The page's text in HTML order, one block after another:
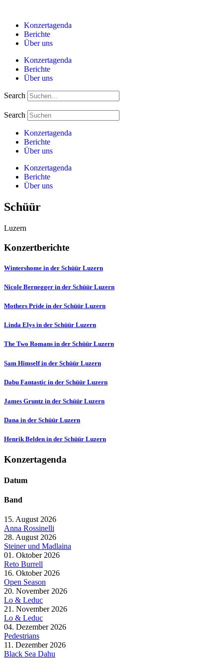
springenKonzertagenda
Berichte
Über uns
Konzertagenda
Berichte
Über uns
Search
Search
Konzertagenda
Berichte
Über uns
Konzertagenda
Berichte
Über uns
Schüür
Luzern
Konzertberichte
Wintershome in der Schüür Luzern
Nicole Bernegger in der Schüür Luzern
Mothers Pride in der Schüür Luzern
Linda Elys in der Schüür Luzern
The Two Romans in der Schüür Luzern
Sam Himself in der Schüür Luzern
Dabu Fantastic in der Schüür Luzern
James Gruntz in der Schüür Luzern
Dana in der Schüür Luzern
Henrik Belden in der Schüür Luzern
Konzertagenda
Datum
Band
15. August 2026
Anna Rossinelli
28. August 2026
Steiner und Madlaina
01. Oktober 2026
Reto Burrell
16. Oktober 2026
Open Season
20. November 2026
Lo & Leduc
21. November 2026
Lo & Leduc
04. Dezember 2026
Pedestrians
11. Dezember 2026
Black Sea Dahu